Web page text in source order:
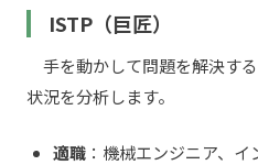
ISTP（巨匠）
手を動かして問題を解決す
状況を分析します。
適職 ：機械エンジニア、